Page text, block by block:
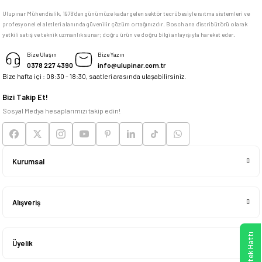
Ulupınar Mühendislik, 1978'den günümüze kadar gelen sektör tecrübesiyle ısıtma sistemleri ve
profesyonel el aletleri alanında güvenilir çözüm ortağınızdır. Bosch ana distribütörü olarak
yetkili satış ve teknik uzmanlık sunar; doğru ürün ve doğru bilgi anlayışıyla hareket eder.
Bize Ulaşın
0378 227 4390
Bize Yazın
info@ulupinar.com.tr
Bize hafta içi : 08:30 - 18:30, saatleri arasında ulaşabilirsiniz.
Bizi Takip Et!
Sosyal Medya hesaplarımızı takip edin!
Kurumsal
Alışveriş
Üyelik